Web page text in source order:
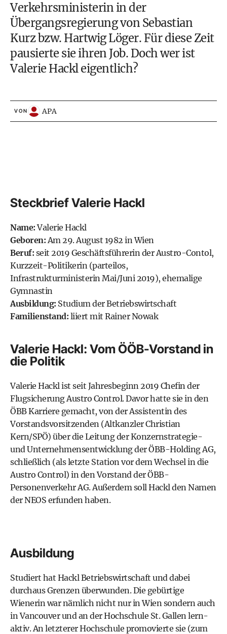
Verkehrsministerin in der
Übergangsregierungvon Sebastian
Kurzbzw. Hartwig Löger. Für diese Zeit
pausierte sie ihren Job. Doch wer ist
Valerie Hackl eigentlich?
VON APA
Steckbrief Valerie Hackl
Name:Valerie Hackl
Geboren:Am 29. August 1982 in Wien
Beruf: seit 2019 Geschäftsführerin der Austro-Contol,
Kurzzeit-Politikerin (parteilos,
Infrastrukturministerin Mai/Juni 2019), ehemalige
Gymnastin
Ausbildung: Studium der Betriebswirtschaft
Familienstand: liiert mit Rainer Nowak
Valerie Hackl: Vom ÖÖB-Vorstand in
die Politik
Valerie Hackl ist seit Jahresbeginn 2019 Chefin der
Flugsicherung Austro Control. Davor hatte sie in den
ÖBB Karriere gemacht, von der Assistentin des
Vorstandsvorsitzenden (AltkanzlerChristian
Kern/SPÖ) über die Leitung der Konzernstrategie-
und Unternehmensentwicklung der ÖBB-Holding AG,
schließlich (als letzte Station vor dem Wechsel in die
Austro Control) in den Vorstand der ÖBB-
Personenverkehr AG. Außerdem soll Hackl den Namen
derNEOS erfunden haben.
Ausbildung
Studiert hat Hackl Betriebswirtschaft und dabei
durchaus Grenzen überwunden. Die gebürtige
Wienerin war nämlich nicht nur in Wien sondern auch
in Vancouver und an der Hochschule St. Gallen lern-
aktiv. An letzterer Hochschule promovierte sie (zum